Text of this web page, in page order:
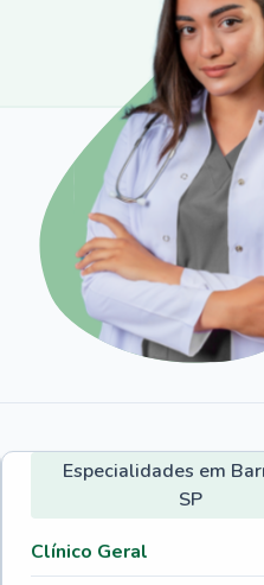
Especialidades em
SP
Clínico Geral